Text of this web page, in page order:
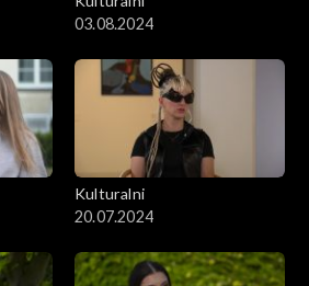
03.08.2024
Kulturalni
20.07.2024